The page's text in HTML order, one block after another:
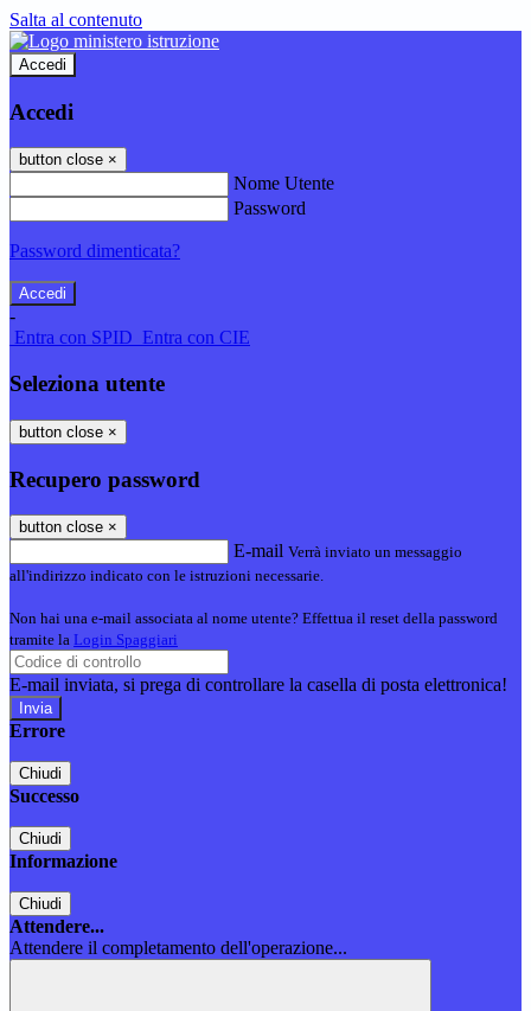
Salta al contenuto
Accedi
Accedi
button close ×
Nome Utente
Password
Password dimenticata?
-
Entra con SPID Entra con CIE
Seleziona utente
button close ×
Recupero password
button close ×
E-mail Verrà inviato un messaggio
all'indirizzo indicato con le istruzioni necessarie.
Non hai una e-mail associata al nome utente? Effettua il reset della password
tramite la Login Spaggiari
E-mail inviata, si prega di controllare la casella di posta elettronica!
Errore
Chiudi
Successo
Chiudi
Informazione
Chiudi
Attendere...
Attendere il completamento dell'operazione...